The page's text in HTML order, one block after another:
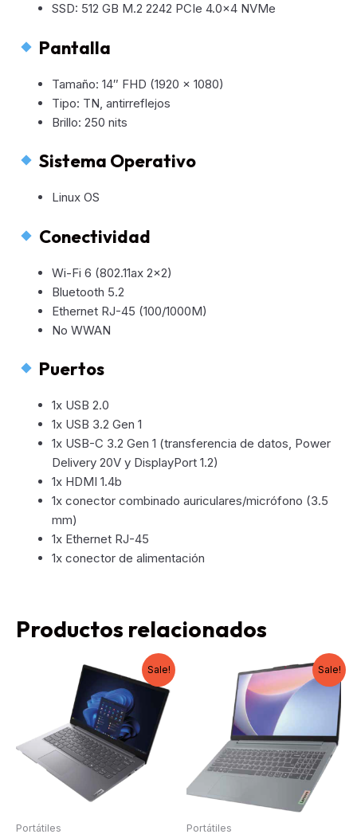
SSD: 512 GB M.2 2242 PCIe 4.0×4 NVMe
Pantalla
Tamaño: 14″ FHD (1920 x 1080)
Tipo: TN, antirreflejos
Brillo: 250 nits
Sistema Operativo
Linux OS
Conectividad
Wi-Fi 6 (802.11ax 2×2)
Bluetooth 5.2
Ethernet RJ-45 (100/1000M)
No WWAN
Puertos
1x USB 2.0
1x USB 3.2 Gen 1
1x USB-C 3.2 Gen 1 (transferencia de datos, Power
Delivery 20V y DisplayPort 1.2)
1x HDMI 1.4b
1x conector combinado auriculares/micrófono (3.5
mm)
1x Ethernet RJ-45
1x conector de alimentación
Productos relacionados
Sale!
Portátiles
Sale!
Portátiles